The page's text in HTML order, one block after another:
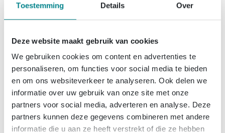
Toestemming Details Over
Deze website maakt gebruik van cookies
We gebruiken cookies om content en advertenties te
personaliseren, om functies voor social media te bieden
en om ons websiteverkeer te analyseren. Ook delen we
informatie over uw gebruik van onze site met onze
partners voor social media, adverteren en analyse. Deze
partners kunnen deze gegevens combineren met andere
informatie die u aan ze heeft verstrekt of die ze hebben
Productinformatie
MONDIAZ FLOAT Vrijstaand bad - 170x80cm -
Cale/talc
Met dit royale, vrijstaande bad creëer je in één keer een
echte spa-uitstraling in je badkamer. De ovale vorm
oogt zacht en tijdloos, terwijl de matte grijstint aan de
buitenzijde prachtig combineert met het witte
Specificaties
Artikelnummer
SW491496
Merk
Mondiaz
Serie
FLOAT
Technische documenten
Technische Tekening
Kleurenoverzicht
Over Mondiaz